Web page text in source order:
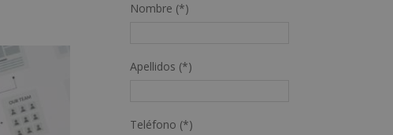
Nombre (*)
Apellidos (*)
Teléfono (*)